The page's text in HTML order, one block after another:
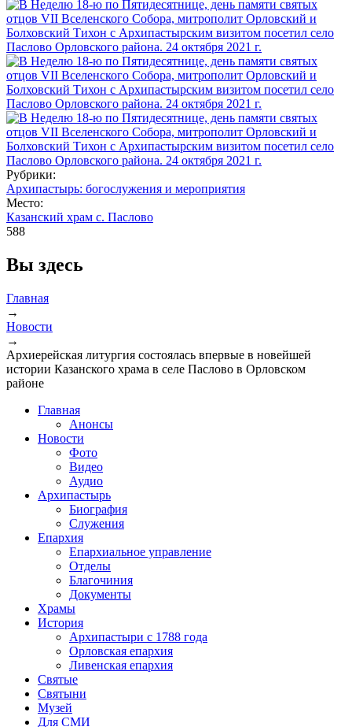
Рубрики:
Архипастырь: богослужения и мероприятия
Место:
Казанский храм с. Паслово
588
Вы здесь
Главная
→
Новости
→
Архиерейская литургия состоялась впервые в новейшей
истории Казанского храма в селе Паслово в Орловском
районе
Главная
Анонсы
Новости
Фото
Видео
Аудио
Архипастырь
Биография
Служения
Епархия
Епархиальное управление
Отделы
Благочиния
Документы
Храмы
История
Архипастыри с 1788 года
Орловская епархия
Ливенская епархия
Святые
Святыни
Музей
Для СМИ